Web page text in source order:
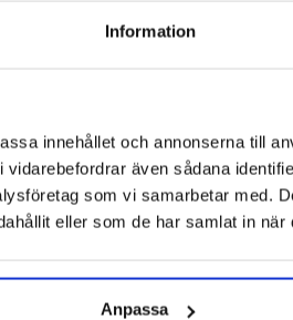
Information
innehållet och annonserna till
även sådana
som vi samarbetar med.
eller som de har samlat in
Anpassa